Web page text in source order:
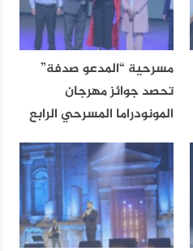
مسرحية “المدعو صدفة”
تحصد جوائز مهرجان
المونودراما المسرحي الرابع